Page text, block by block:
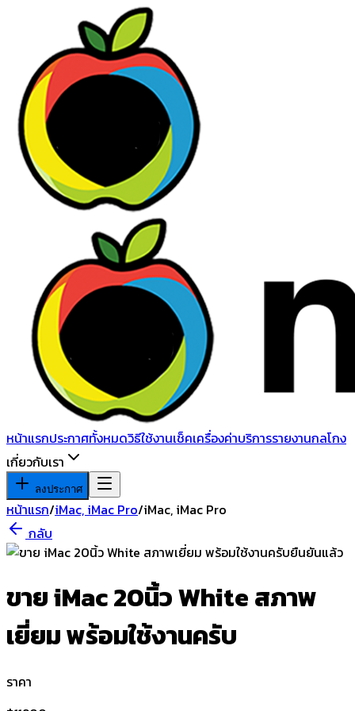
หน้าแรกประกาศทั้งหมดวิธีใช้งานเช็คเครื่องค่าบริการรายงานกลโกง
เกี่ยวกับเรา
ลงประกาศ
หน้าแรก/iMac, iMac Pro/iMac, iMac Pro
กลับ
ยืนยันแล้ว
ขาย iMac 20นิ้ว White สภาพ
เยี่ยม พร้อมใช้งานครับ
ราคา